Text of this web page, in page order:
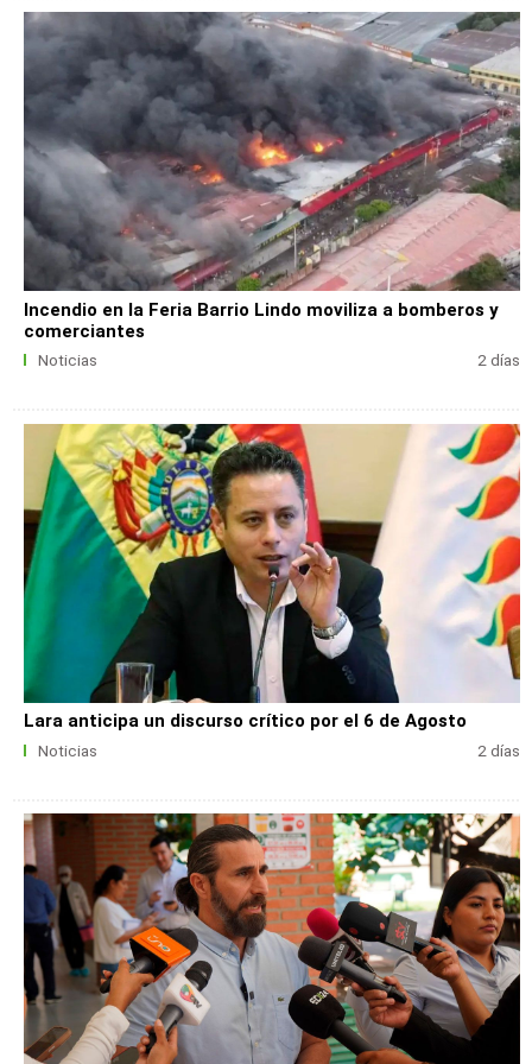
Incendio en la Feria Barrio Lindo moviliza a bomberos y
comerciantes
Noticias 2 días
Lara anticipa un discurso crítico por el 6 de Agosto
Noticias 2 días